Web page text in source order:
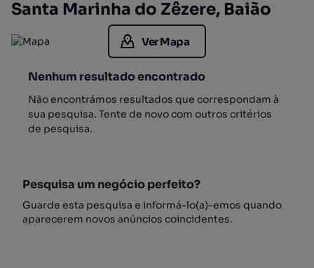
Santa Marinha do Zêzere, Baião
Ver Mapa
Nenhum resultado encontrado
Não encontrámos resultados que correspondam à
sua pesquisa. Tente de novo com outros critérios
de pesquisa.
Pesquisa um negócio perfeito?
Guarde esta pesquisa e informá-lo(a)-emos quando
aparecerem novos anúncios coincidentes.